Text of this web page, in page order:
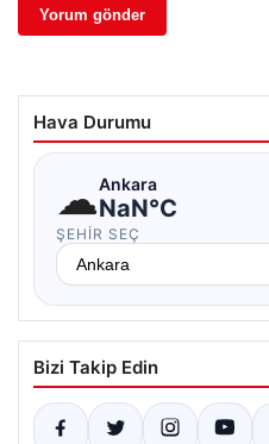
Hava Durumu
☁Ankara
NaN°C
ŞEHIR SEÇ
Bizi Takip Edin